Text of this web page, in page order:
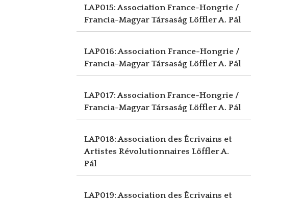
LAP015: Association France-Hongrie /
Francia-Magyar Társaság Löffler A. Pál
LAP016: Association France-Hongrie /
Francia-Magyar Társaság Löffler A. Pál
LAP017: Association France-Hongrie /
Francia-Magyar Társaság Löffler A. Pál
LAP018: Association des Écrivains et
Artistes Révolutionnaires Löffler A.
Pál
LAP019: Association des Écrivains et